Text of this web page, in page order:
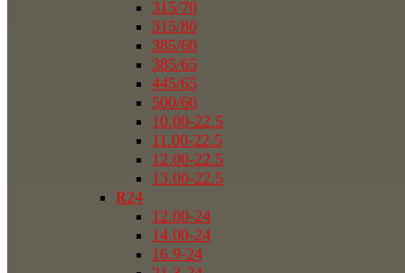
315/70
315/80
385/60
385/65
445/65
500/60
10.00-22.5
11.00-22.5
12.00-22.5
13.00-22.5
R24
12.00-24
14.00-24
16.9-24